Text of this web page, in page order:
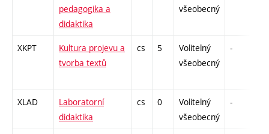
pedagogika a
didaktika
všeobecný
XKPT
Kultura projevu a
tvorba textů
cs 5
Volitelný
všeobecný
-
XLAD
Laboratorní
didaktika
cs 0
Volitelný
všeobecný
-